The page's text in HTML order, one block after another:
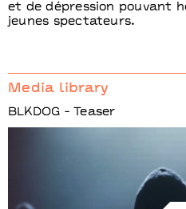
et de dépression pouvant
jeunes spectateurs.
Media library
BLKDOG - Teaser